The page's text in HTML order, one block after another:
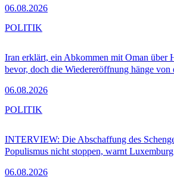
06.08.2026
Iran erklärt, ein Abkommen mit Oman über
bevor, doch die Wiedereröffnung hänge von
06.08.2026
POLITIK
INTERVIEW: Die Abschaffung des
Populismus nicht stoppen, warnt Luxemburg
06.08.2026
POLITIK